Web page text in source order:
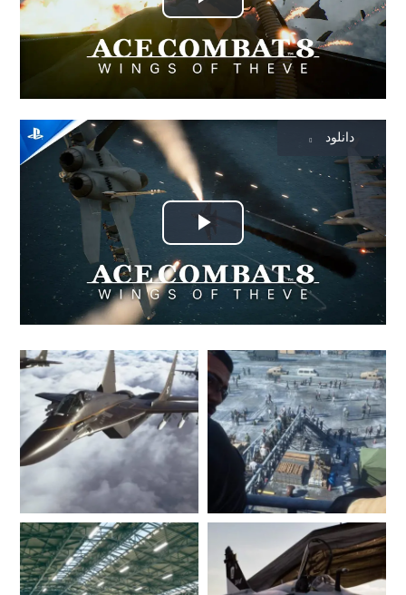
Play
Video
Play
Video
دانلود